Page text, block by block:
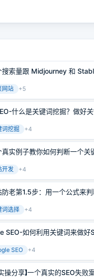
，DR20，后者有145个外链
而后者1月访问量1.3万。
搜索量跟 Midjourney 和
键词赚了100万
网站 +5
什么是关键词挖掘？做好关
词挖掘 +4
真实例子教你如何判断一个关
开发 +4
防老第1.5步：用一个公式来判
词选择 +4
SEO-如何利用关键词来做好
SEO +4
操分享】一个真实的SEO失败